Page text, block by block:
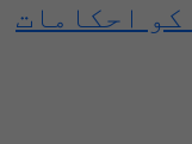
کو احکامات